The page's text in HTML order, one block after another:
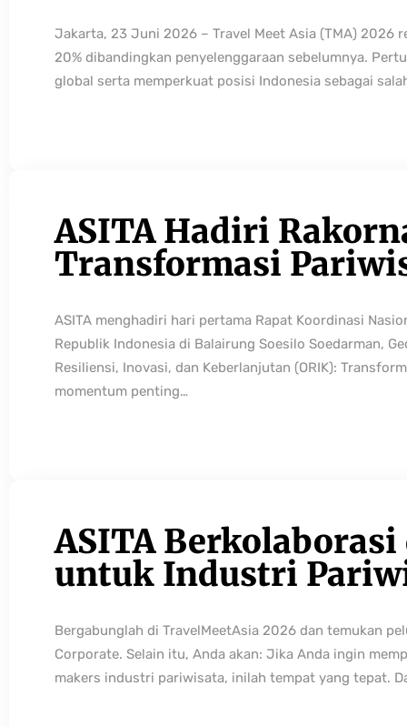
Jakarta, 23 Juni 2026 – Travel Meet Asia (TMA) 2026
20% dibandingkan penyelenggaraan sebelumnya.
global serta memperkuat posisi Indonesia sebagai
ASITA Hadiri
Transformasi
ASITA menghadiri hari pertama Rapat Koordinasi
Republik Indonesia di Balairung Soesilo Soedarman,
Resiliensi, Inovasi, dan Keberlanjutan (ORIK):
momentum penting…
ASITA
untuk Industri
Bergabunglah di TravelMeetAsia 2026 dan temukan
Corporate. Selain itu, Anda akan: Jika Anda ingin
makers industri pariwisata, inilah tempat yang tepat.